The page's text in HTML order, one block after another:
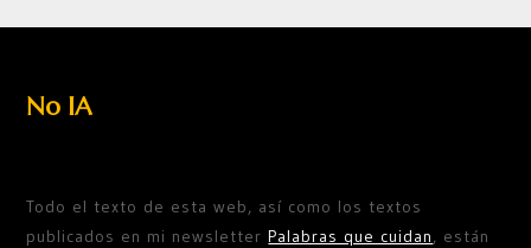
No IA
Todo el texto de esta web, así como los textos
publicados en mi newsletterPalabras que cuidan, están